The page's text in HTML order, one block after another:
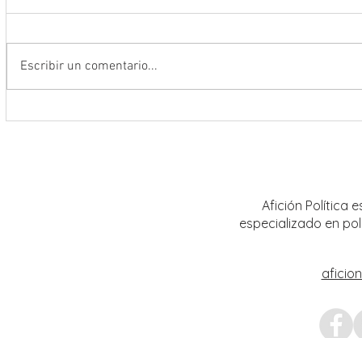
Escribir un comentario...
Afición Política
especializado en